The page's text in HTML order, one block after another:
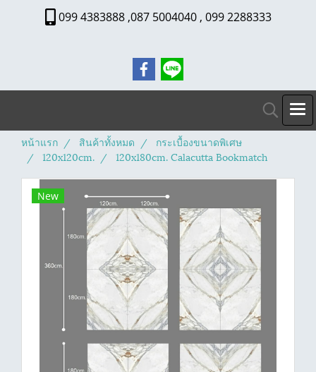
099 4383888 ,087 5004040 , 099 2288333
หน้าแรก สินค้าทั้งหมด
กระเบื้องขนาดพิเศษ
120x120cm.
120x180cm. Calacutta Bookmatch
New